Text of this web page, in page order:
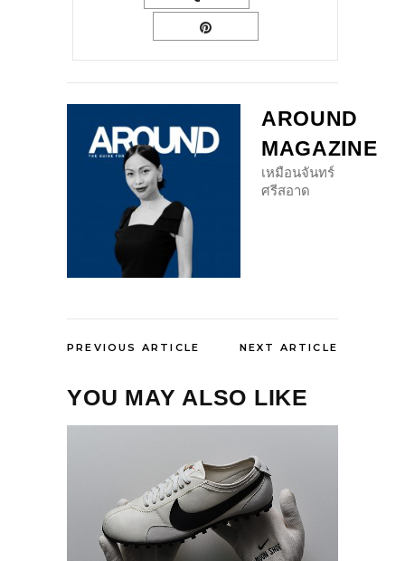
AROUND
MAGAZINE
เหมือนจันทร์
ศรีสอาด
PREVIOUS ARTICLE NEXT ARTICLE
YOU MAY ALSO LIKE